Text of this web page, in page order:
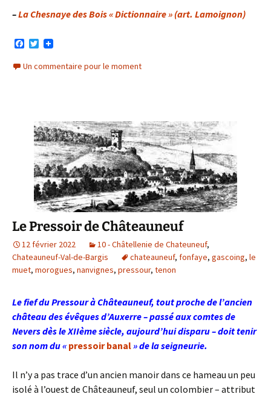
–La Chesnaye des Bois « Dictionnaire » (art. Lamoignon)
c
e
T
i
t
Un commentaire pour le moment
Le Pressoir de Châteauneuf
12 février 2022 10 - Châtellenie de Chateuneuf,
Chateauneuf-Val-de-Bargis
chateauneuf, fonfaye, gascoing, le
muet, morogues, nanvignes, pressour, tenon
Le fief du Pressour à Châteauneuf, tout proche de l’ancien
château des évêques d’Auxerre – passé aux comtes de
Nevers dès le XIIème siècle, aujourd’hui disparu – doit tenir
son nom du « pressoir banal» de la seigneurie.
Il n’y a pas trace d’un ancien manoir dans ce hameau un peu
isolé à l’ouest de Châteauneuf, seul un colombier – attribut